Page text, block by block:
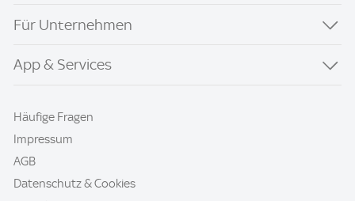
Für Unternehmen
App & Services
Häufige Fragen
Impressum
AGB
Datenschutz & Cookies